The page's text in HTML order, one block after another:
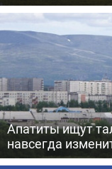
Апатиты ищут
навсегда